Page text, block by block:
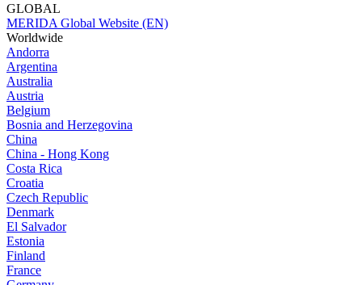
GLOBAL
MERIDA Global Website (EN)
Worldwide
Andorra
Argentina
Australia
Austria
Belgium
Bosnia and Herzegovina
China
China - Hong Kong
Costa Rica
Croatia
Czech Republic
Denmark
El Salvador
Estonia
Finland
France